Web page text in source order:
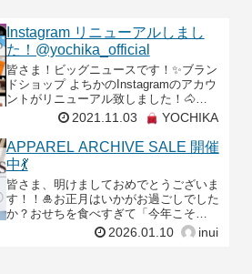
Instagram リニューアルしまし
た！@yochika_official
皆さま！ビッグニュースです！✨ブラン
ドショップ よちかのInstagramのアカウ
ントがリニューアル致しました！🐴
「@yochika_official 」になり以前よりも
豊富なコンテンツで、最新入荷
2021.11.03 YOCHIKA
APPAREL ARCHIVE SALE 開催
中💃
皆さま、明けましておめでとうございま
す！！🎍お正月はいかがお過ごしでした
か？おせちを食べすぎて「今年こそ
は…」と誓ったはずの目標が、すでにう
っすら霞んでいる頃かもしれませんね。
2026.01.10 inui